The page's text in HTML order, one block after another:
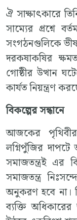
ঐ সাক্ষাৎকারে
সাম্যের প্রশ্নে
সংগঠনগুলিকে
দরকষাকষির
গোষ্ঠীর উত্থান
কার্যত নিয়ন্ত্রণ
বিকল্পের সন্ধানে
আজকের পৃথিবীর
লগ্নিপুঁজির
সমাজতন্ত্রই এর
সমাজতন্ত্র
অনুকরণ হবে না।
ব্যক্তি